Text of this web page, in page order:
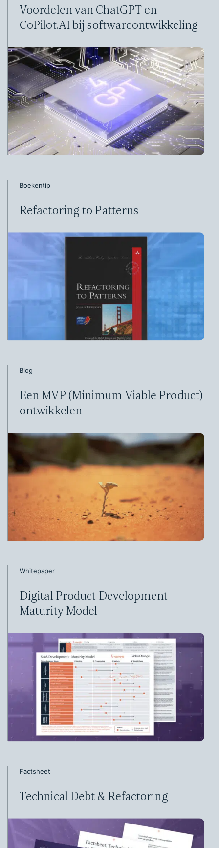
Voordelen van ChatGPT en
CoPilot.AI bij softwareontwikkeling
Boekentip
Refactoring to Patterns
Blog
Een MVP (Minimum Viable Product)
ontwikkelen
Whitepaper
Digital Product Development
Maturity Model
Factsheet
Technical Debt & Refactoring